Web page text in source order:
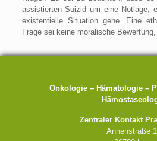
assistierten Suizid um eine Notlage,
existentielle Situation gehe. Eine
Frage sei keine moralische
Onkologie – Hämatologie –
Zentraler Kontakt
Annenstraße